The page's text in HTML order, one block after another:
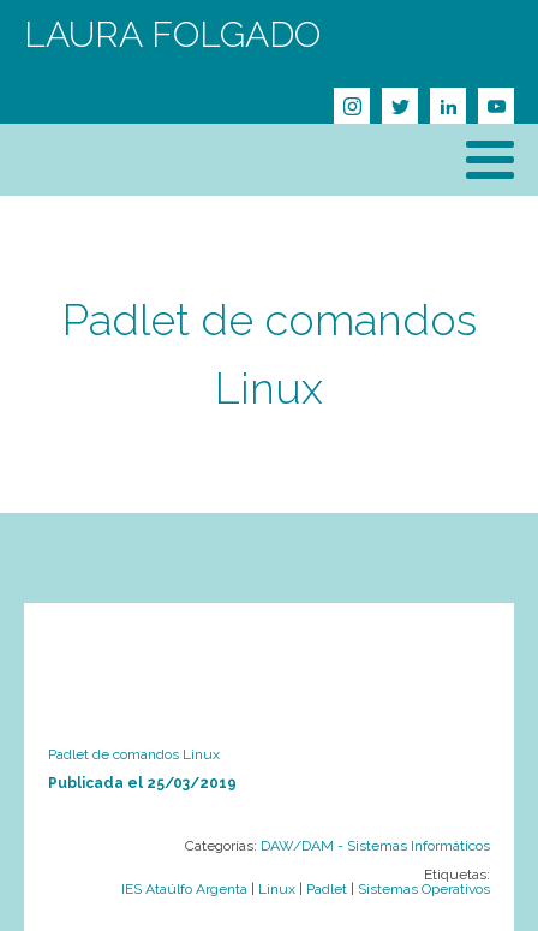
LAURA FOLGADO
Padlet de comandos
Linux
Padlet de comandos Linux
Publicada el 25/03/2019
Categorías: DAW/DAM - Sistemas Informáticos
Etiquetas:
IES Ataúlfo Argenta
Linux Padlet Sistemas Operativos